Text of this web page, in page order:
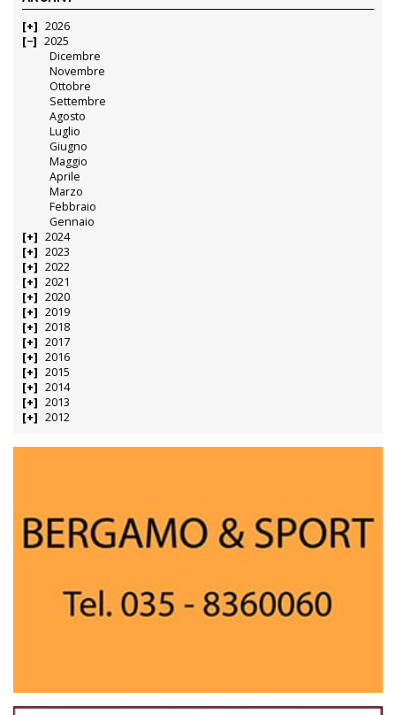
2026
2025
Dicembre
Novembre
Ottobre
Settembre
Agosto
Luglio
Giugno
Maggio
Aprile
Marzo
Febbraio
Gennaio
2024
2023
2022
2021
2020
2019
2018
2017
2016
2015
2014
2013
2012